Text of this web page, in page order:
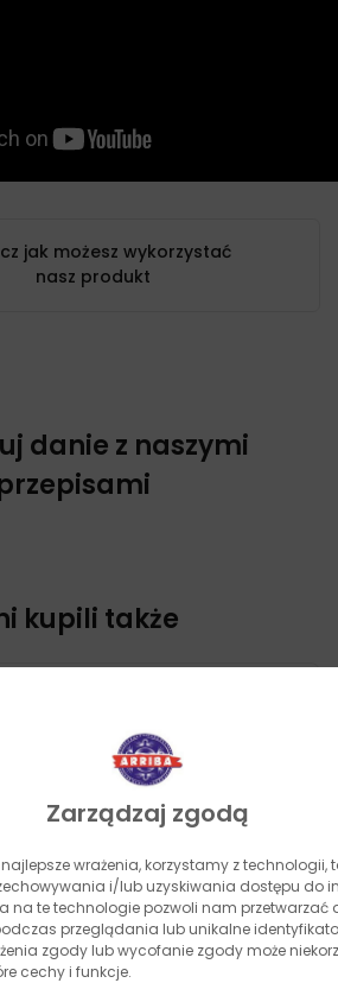
Zarządzaj zgodą
wrażenia, korzystamy z technologii,
i/lub uzyskiwania dostępu do
na te technologie pozwoli nam przetwarzać
przeglądania lub unikalne
zgody lub wycofanie zgody może
cechy i funkcje.
jak możesz wykorzystać
nasz produkt
danie z naszymi
kupili także